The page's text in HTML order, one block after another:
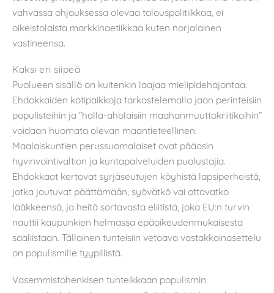
vahvassa ohjauksessa olevaa talouspolitiikkaa, ei
oikeistolaista markkinaetiikkaa kuten norjalainen
vastineensa.
Kaksi eri siipeä
Puolueen sisällä on kuitenkin laajaa mielipidehajontaa.
Ehdokkaiden kotipaikkoja tarkastelemalla jaon perinteisiin
populisteihin ja ”halla-aholaisiin maahanmuuttokriitikoihin”
voidaan huomata olevan maantieteellinen.
Maalaiskuntien perussuomalaiset ovat pääosin
hyvinvointivaltion ja kuntapalveluiden puolustajia.
Ehdokkaat kertovat syrjäseutujen köyhistä lapsiperheistä,
jotka joutuvat päättämään, syövätkö vai ottavatko
lääkkeensä, ja heitä sortavasta eliitistä, joka EU:n turvin
nauttii kaupunkien helmassa epäoikeudenmukaisesta
saaliistaan. Tällainen tunteisiin vetoava vastakkainasettelu
on populismille tyypillistä.
Vasemmistohenkisen tunteikkaan populismin